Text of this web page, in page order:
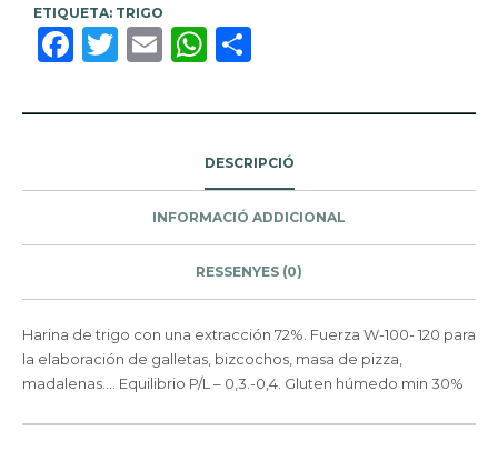
ETIQUETA: TRIGO
Facebook
Twitter
EmailWhatsApp
DESCRIPCIÓ
INFORMACIÓ ADDICIONAL
RESSENYES (0)
Harina de trigo con una extracción 72%. Fuerza W-100- 120 para
la elaboración de galletas, bizcochos, masa de pizza,
madalenas…. Equilibrio P/L – 0,3.-0,4. Gluten húmedo min 30%